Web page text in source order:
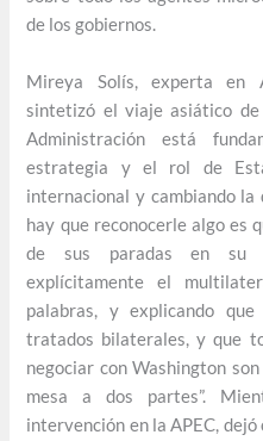
de los gobiernos.
Mireya Solís, experta en
sintetizó el viaje asiático de
Administración está
estrategia y el rol de
internacional y cambiando
hay que reconocerle algo es
de sus paradas en su
explícitamente el
palabras, y explicando
tratados bilaterales, y que
negociar con Washington
mesa a dos partes”.
intervención en la APEC,